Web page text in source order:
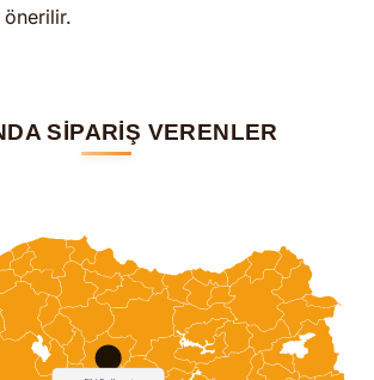
önerilir.
SİPARİŞ VERENLER